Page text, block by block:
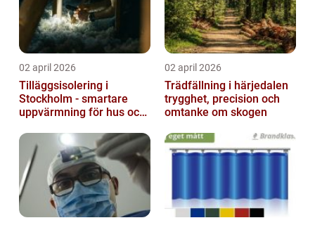
02 april 2026
Tilläggsisolering i
Stockholm - smartare
uppvärmning för hus och
02 april 2026
Trädfällning i härjedalen
trygghet, precision och
omtanke om skogen